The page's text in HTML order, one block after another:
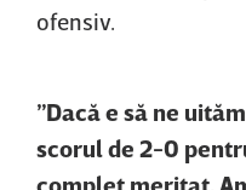
ofensiv.
”Dacă e să ne
scorul de 2-0
complet meritat.